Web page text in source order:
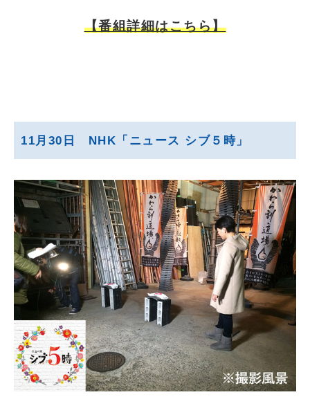
【番組詳細はこちら】
11月30日 NHK「ニュース シブ５時」